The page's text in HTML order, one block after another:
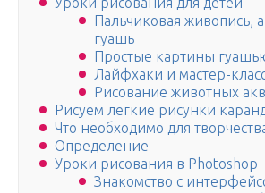
Пальчиковая живопись,
гуашь
Простые картины
Лайфхаки и мастер-
Рисование животных
Рисуем легкие рисунки
Что необходимо для
Определение
Уроки рисования в Photoshop
Знакомство с